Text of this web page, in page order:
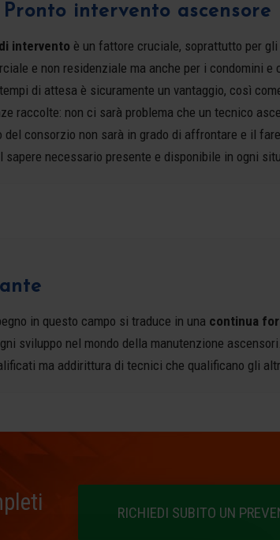
Pronto intervento ascensore
intervento è un fattore cruciale, soprattutto per
e non residenziale ma anche per i condomini e
di attesa è sicuramente un vantaggio, così
raccolte: non ci sarà problema che un tecnico
del consorzio non sarà in grado di affrontare e il
sapere necessario presente e disponibile in ogni
in questo campo si traduce in una continua
sviluppo nel mondo della manutenzione
ma addirittura di tecnici che qualificano gli
RICHIEDI SUBITO UN